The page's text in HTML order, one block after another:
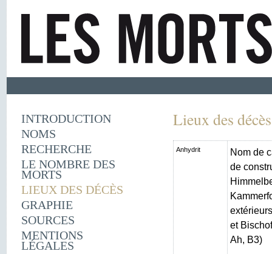
INTRODUCTION
NOMS
RECHERCHE
LE NOMBRE DES
MORTS
LIEUX DES DÉCÈS
GRAPHIE
SOURCES
MENTIONS
LÉGALES
Lieux des décès
Anhydrit
Nom de
de
et
Ah, B3)